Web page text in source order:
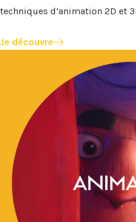
techniques d’animation 2D et
Je découvre